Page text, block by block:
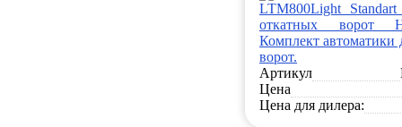
LTM800Light
откатных ворот
Комплект автоматики
ворот.
Артикул
Цена
Цена для дилера: